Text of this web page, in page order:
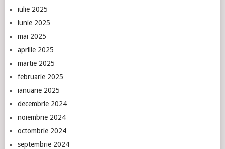
iulie 2025
iunie 2025
mai 2025
aprilie 2025
martie 2025
februarie 2025
ianuarie 2025
decembrie 2024
noiembrie 2024
octombrie 2024
septembrie 2024